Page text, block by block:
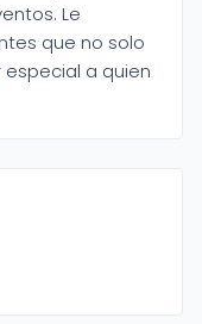
Le
que no solo
a quien